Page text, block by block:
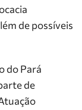
de possíveis
do Pará
de